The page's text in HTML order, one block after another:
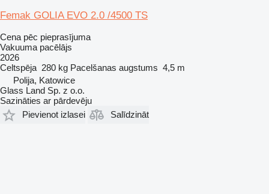
Femak GOLIA EVO 2.0 /4500 TS
Cena pēc pieprasījuma
Vakuuma pacēlājs
2026
Celtspēja 280 kg Pacelšanas augstums 4,5 m
Polija, Katowice
Glass Land Sp. z o.o.
Sazināties ar pārdevēju
Pievienot izlasei
Salīdzināt